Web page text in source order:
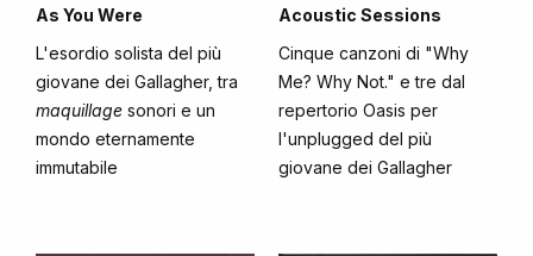
As You Were
L'esordio solista del più
giovane dei Gallagher, tra
maquillage sonori e un
mondo eternamente
immutabile
Acoustic Sessions
Cinque canzoni di "Why
Me? Why Not." e tre dal
repertorio Oasis per
l'unplugged del più
giovane dei Gallagher